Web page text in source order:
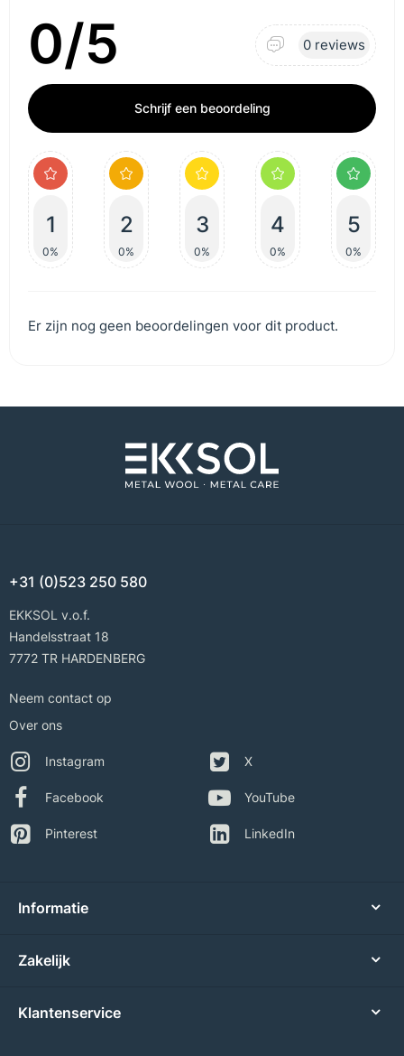
0/5 0 reviews
Schrijf een beoordeling
1
0%
2
0%
3
0%
4
0%
5
0%
Er zijn nog geen beoordelingen voor dit product.
+31 (0)523 250 580
EKKSOL v.o.f.
Handelsstraat 18
7772 TR HARDENBERG
Neem contact op
Over ons
Instagram
Facebook
Pinterest
X
YouTube
LinkedIn
Informatie
Zakelijk
Klantenservice